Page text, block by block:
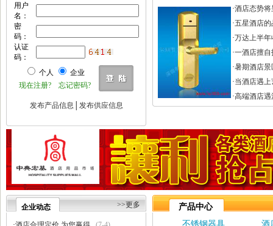
·巩义市国华耐火材料厂
·河南省华升矿机有限公司
·高锋新颖建材（苏州）有限..
·广州劲封行工程机械有限公..
·西安旭航电子科技有限公司
四川亿舟电器设备有限公司
巩义市瑞祥供水材料有限公..
济南云畅网络技术有限公司
洛阳大泉水处理设备有限公..
·郑州大沽贸易有限公司
东莞市立达信皮革有限公司
深圳市元世通电子有限公司
深圳市讯能电子有限公司
德州合丰液压机具有限公司
·泰州市多妮士机械制造有限..
·东莞市幸运（广印牌）印花..
·济南柏克电力设备有限公司
·沧州市德源钢管有限公司
用户
名：
密
码：
认证
码：
个人
企业
现在注册?
忘记密码?
发布产品信息 发布供应信息
·酒店态势
·五星酒店
·万达上半
·一酒店擅自
·暑期酒店景
·当酒店遇
·高端酒店
企业动态 >>更多
产品中心
不锈钢器具
酒